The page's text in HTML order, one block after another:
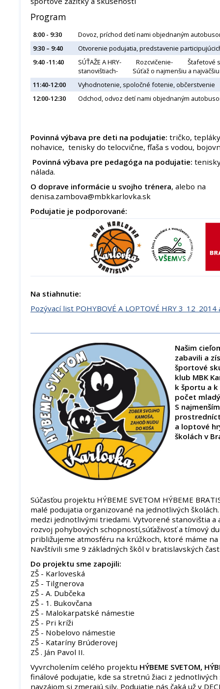
Program
8:00 - 9:30
Dovoz, príchod detí nami objednaným
9:30 – 9:40
Otvorenie podujatia, predstavenie
9:40 -11:40
SÚŤAŽE A HRY- Rozcvičenie-
stanovištiach- Súťaž o najmenšiu a
11:40-12:00
Vyhodnotenie, spoločné fotenie, občerstvenie
12:00-12:30
Odchod, odvoz detí nami objednaným
Povinná výbava pre deti na podujatie: tričko,
nohavice, tenisky do telocvične, fľaša s vodou,
Povinná výbava pre pedagóga na podujatie:
nálada.
O doprave informácie u svojho trénera, alebo na
denisa.zambova@mbkkarlovka.sk
Podujatie je podporované:
Na stiahnutie:
Pozývací list POHYBOVÉ A LOPTOVÉ HRY
Našim
zabavili a
športové
klub MBK
k športu a
počet
S
a loptové
školách v
Súčasťou projektu HÝBEME SVETOM HÝBEME
malé podujatia organizované na jednotlivých
medzi jednotlivými triedami. Vytvorené stanovištia
rozvoj pohybových schopností,súťaživosť a tímový
približujeme atmosféru na krúžkoch, ktoré máme
Navštívili sme 9 základných škôl v bratislavských
Do projektu sme zapojili:
ZŠ - Karloveská
ZŠ - Tilgnerova
ZŠ - A. Dubčeka
ZŠ - 1. Bukovčana
ZŠ - Malokarpatské námestie
ZŠ - Pri kríži
ZŠ - Nobelovo námestie
ZŠ - Kataríny Brúderovej
ZŠ . Ján Pavol II.
Vyvrcholením celého projektu HÝBEME SVETOM,
finálové podujatie, kde sa stretnú žiaci z
navzájom si zmerajú sily. Podujatie nás čaká už v